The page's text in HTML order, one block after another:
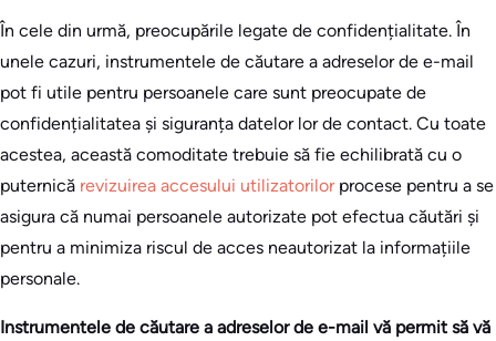
În cele din urmă, preocupările legate de confidențialitate. În
unele cazuri, instrumentele de căutare a adreselor de e-mail
pot fi utile pentru persoanele care sunt preocupate de
confidențialitatea și siguranța datelor lor de contact. Cu toate
acestea, această comoditate trebuie să fie echilibrată cu o
puternică revizuirea accesului utilizatorilor procese pentru a se
asigura că numai persoanele autorizate pot efectua căutări și
pentru a minimiza riscul de acces neautorizat la informațiile
personale.
Instrumentele de căutare a adreselor de e-mail vă permit să vă